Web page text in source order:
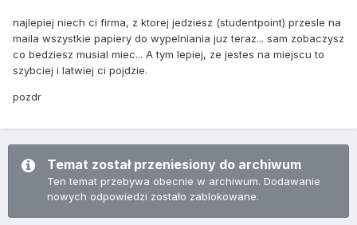
najlepiej niech ci firma, z ktorej jedziesz (studentpoint) przesle na
maila wszystkie papiery do wypelniania juz teraz... sam zobaczysz
co bedziesz musial miec... A tym lepiej, ze jestes na miejscu to
szybciej i latwiej ci pojdzie.
pozdr
Temat został przeniesiony do archiwum
Ten temat przebywa obecnie w archiwum. Dodawanie
nowych odpowiedzi zostało zablokowane.